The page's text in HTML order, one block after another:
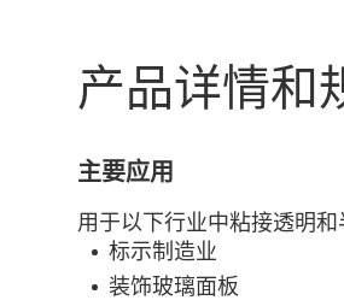
产品详情和
主要应用
用于以下行业中粘接透明和
标示制造业
装饰玻璃面板